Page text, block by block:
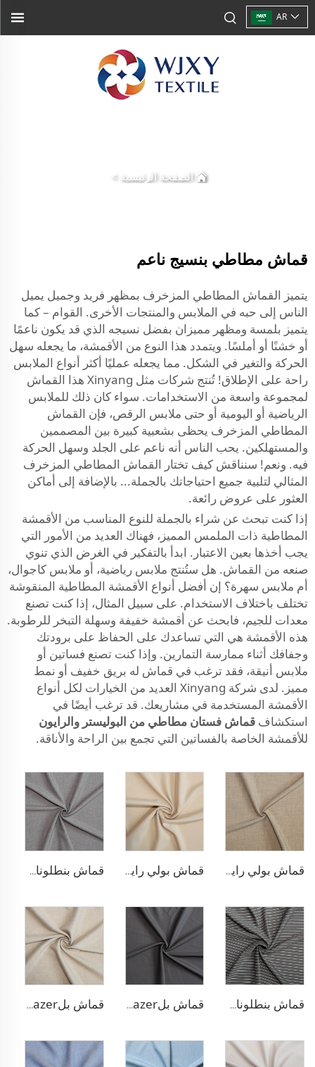
AR
الصفحة الرئيسية >
قماش مطاطي بنسيج ناعم
يتميز القماش المطاطي المزخرف بمظهر فريد وجميل يميل
الناس إلى حبه في الملابس والمنتجات الأخرى. القوام – كما
يتميز بلمسة ومظهر مميزان بفضل نسيجه الذي قد يكون ناعمًا
أو خشنًا أو أملسًا. ويتمدد هذا النوع من الأقمشة، ما يجعله سهل
الحركة والتغير في الشكل. مما يجعله عمليًا أكثر أنواع الملابس
راحة على الإطلاق! تُنتج شركات مثل Xinyang هذا القماش
لمجموعة واسعة من الاستخدامات. سواء كان ذلك للملابس
الرياضية أو اليومية أو حتى ملابس الرقص، فإن القماش
المطاطي المزخرف يحظى بشعبية كبيرة بين المصممين
والمستهلكين. يحب الناس أنه ناعم على الجلد وسهل الحركة
فيه. ونعم! سنناقش كيف تختار القماش المطاطي المزخرف
المثالي لتلبية جميع احتياجاتك بالجملة... بالإضافة إلى أماكن
العثور على عروض رائعة.
إذا كنت تبحث عن شراء بالجملة للنوع المناسب من الأقمشة
المطاطية ذات الملمس المميز، فهناك العديد من الأمور التي
يجب أخذها بعين الاعتبار. ابدأ بالتفكير في الغرض الذي تنوي
صنعه من القماش. هل ستُنتج ملابس رياضية، أو ملابس كاجوال،
أم ملابس سهرة؟ إن أفضل أنواع الأقمشة المطاطية المنقوشة
تختلف باختلاف الاستخدام. على سبيل المثال، إذا كنت تصنع
معدات للجيم، فابحث عن أقمشة خفيفة وسهلة التبخر للرطوبة.
هذه الأقمشة هي التي تساعدك على الحفاظ على برودتك
وجفافك أثناء ممارسة التمارين. وإذا كنت تصنع فساتين أو
ملابس أنيقة، فقد ترغب في قماش له بريق خفيف أو نمط
مميز. لدى شركة Xinyang العديد من الخيارات لكل أنواع
الأقمشة المستخدمة في مشاريعك. قد ترغب أيضًا في
استكشاف قماش فستان مطاطي من البوليستر والرايون
للأقمشة الخاصة بالفساتين التي تجمع بين الراحة والأناقة.
قماش بولي رايون مطاطي للبناطلين قماش بولي رايون لسترة البلازر قماش بنطلونات TR قابل للتمدد بأربعة اتجاهات
قماش بنطلونات بأسلوب التريكو من مادة TR قماش بلazer مطاطي من مادة TR قماش بلazer يشبه الكتان من مادة TR